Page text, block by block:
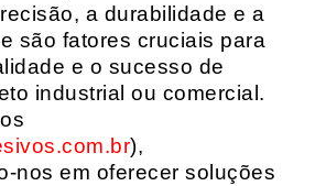
a durabilidade e a
são fatores cruciais para
e o sucesso de
industrial ou comercial.
),
nos em oferecer soluções